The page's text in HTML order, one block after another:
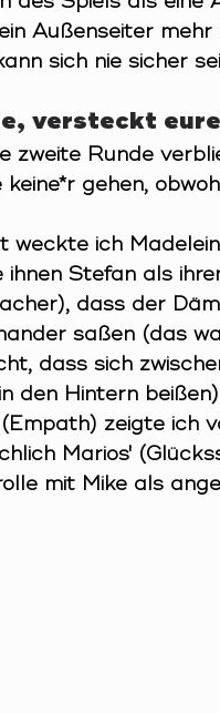
Außenseiter
sich nie sicher
versteckt
zweite Runde
keine*r gehen,
weckte ich
ihnen Stefan als
dass der
saßen (das
dass sich
den Hintern
zeigte ich
Marios'
mit Mike als